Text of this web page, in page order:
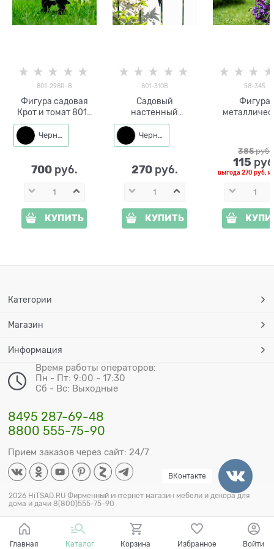
801-298R-B
Фигура садовая
Крот и томат 801-
298R разборная
металл 40 см
Черный
700 руб.
КУПИТЬ
801-310B
Садовый
настенный
металлический
декор Ласточка
801-310 h=27см
Черный
270 руб.
КУПИТЬ
58-345
Фигура
385 руб.
115
выгода 270 руб.
Категории
Магазин
Информация
Время работы операторов:
Пн - Пт: 9:00 - 17:30
Сб - Вс: Выходные
8495 287-69-48
8800 555-75-90
Прием заказов через сайт: 24/7
2026 HiTSAD.RU Фирменный интернет магазин мебели и декора для
дома и дачи 8(800)555-75-90
Главная Каталог Корзина Избранное Войти
ВКонтакте